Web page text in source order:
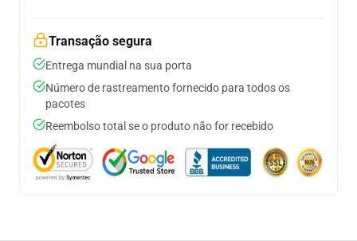
Transação segura
Entrega mundial na sua porta
Número de rastreamento fornecido para todos os
pacotes
Reembolso total se o produto não for recebido